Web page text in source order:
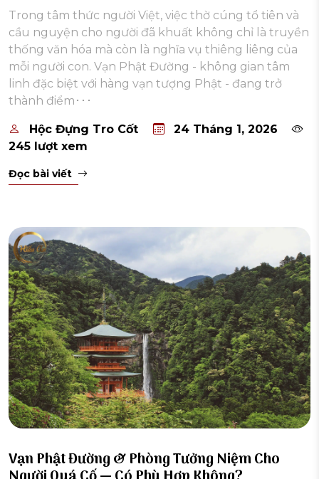
Trong tâm thức người Việt, việc thờ cúng tổ tiên và
cầu nguyện cho người đã khuất không chỉ là truyền
thống văn hóa mà còn là nghĩa vụ thiêng liêng của
mỗi người con. Vạn Phật Đường - không gian tâm
linh đặc biệt với hàng vạn tượng Phật - đang trở
thành điểm･･･
Hộc Đựng Tro Cốt
24 Tháng 1, 2026
245 lượt xem
Đọc bài viết
Vạn Phật Đường & Phòng Tưởng Niệm Cho